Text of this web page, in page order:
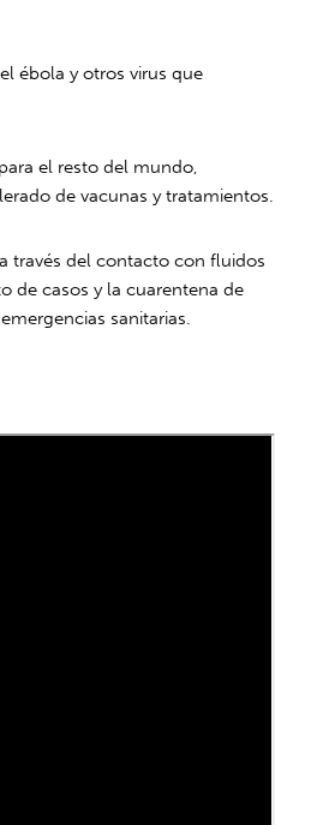
ébola y otros virus que
el resto del mundo,
de vacunas y tratamientos.
través del contacto con fluidos
de casos y la cuarentena de
sanitarias.